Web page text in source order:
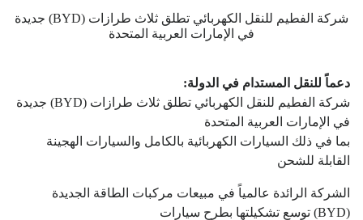
شركة الفطيم للنقل الكهربائي تطلق ثلاث طرازات (BYD) جديدة
في الإمارات العربية المتحدة
دعماً للنقل المستدام في الدولة:
شركة الفطيم للنقل الكهربائي تطلق ثلاث طرازات (BYD) جديدة
في الإمارات العربية المتحدة
بما في ذلك السيارات الكهربائية بالكامل والسيارات الهجينة
القابلة للشحن
الشركة الرائدة عالمياً في مبيعات مركبات الطاقة الجديدة
(BYD) توسع تشكيلتها بطرح سيارات